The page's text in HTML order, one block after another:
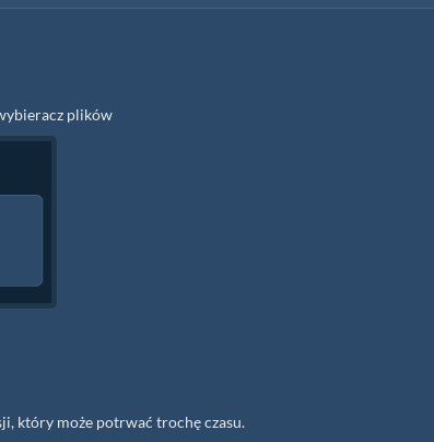
plików
który może potrwać trochę czasu.